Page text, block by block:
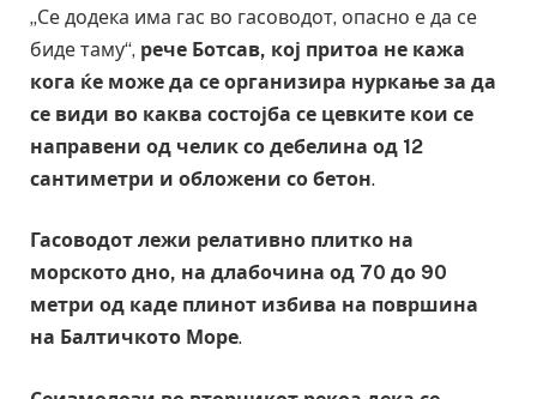
„Се додека има гас во гасоводот, опасно е да се
биде таму“, рече Ботсав, кој притоа не кажа
кога ќе може да се организира нуркање за да
се види во каква состојба се цевките кои се
направени од челик со дебелина од 12
сантиметри и обложени со бетон.
Гасоводот лежи релативно плитко на
морското дно, на длабочина од 70 до 90
метри од каде плинот избива на површина
на Балтичкото Море.